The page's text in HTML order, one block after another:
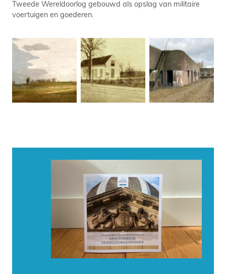
Tweede Wereldoorlog gebouwd als opslag van militaire
voertuigen en goederen.